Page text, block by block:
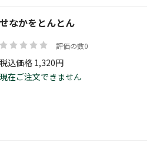
せなかをとんとん
評価の数0
税込価格 1,320円
現在ご注文できません